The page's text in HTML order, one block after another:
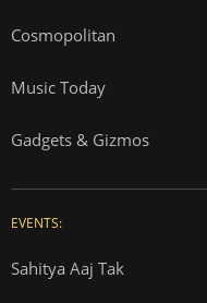
Cosmopolitan
Music Today
Gadgets & Gizmos
EVENTS:
Sahitya Aaj Tak